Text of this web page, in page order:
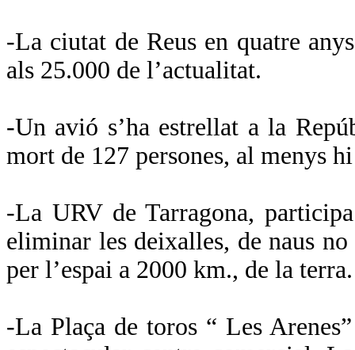
-La ciutat de Reus en quatre
als 25.000 de l’actualitat.
-Un avió s’ha estrellat ala
mort de 127 persones, al menys
-La URVde Tarragona,
eliminar les deixalles, de naus
per l’espai a 2000 km., de la terra.
-La Plaçade toros “ Les